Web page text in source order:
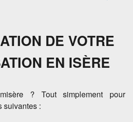
DE VOTRE
EN ISÈRE
? Tout simplement pour
suivantes :